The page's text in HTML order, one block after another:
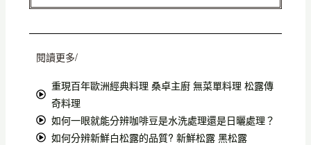
閱讀更多/
重現百年歐洲經典料理 桑卓主廚 無菜單料理 松露傳
奇料理
如何一眼就能分辨咖啡豆是水洗處理還是日曬處理？
如何分辨新鮮白松露的品質? 新鮮松露 黑松露